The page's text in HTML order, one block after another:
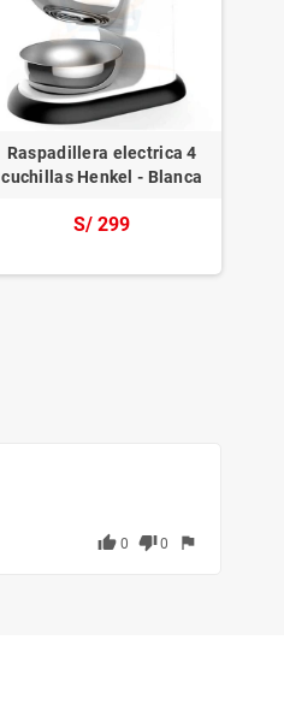
Raspadillera electrica 4
cuchillas Henkel - Blanca
S/ 299
thumb_up 0 thumb_down0 flag